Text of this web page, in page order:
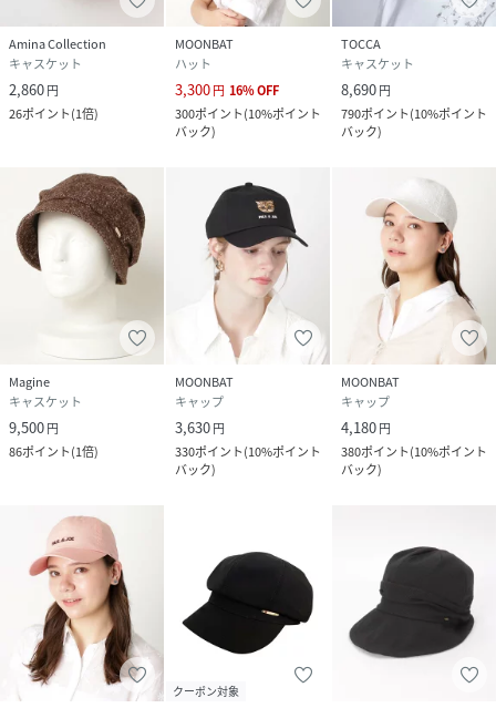
Amina Collection
キャスケット
2,860円
26ポイント(1倍)
MOONBAT
ハット
3,300円 16%OFF
300ポイント(10%ポイント
バック)
TOCCA
キャスケット
8,690円
790ポイント(10%ポイント
バック)
Magine
キャスケット
9,500円
86ポイント(1倍)
MOONBAT
キャップ
3,630円
330ポイント(10%ポイント
バック)
MOONBAT
キャップ
4,180円
380ポイント(10%ポイント
バック)
クーポン対象